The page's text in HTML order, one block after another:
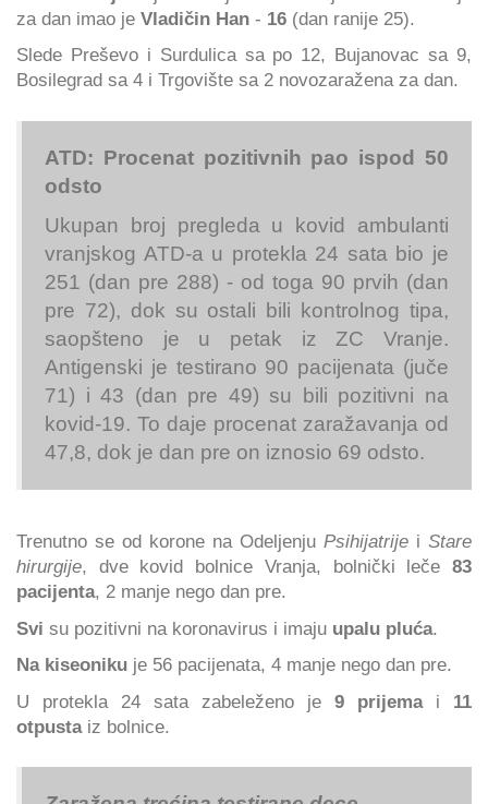
za dan imao je Vladičin Han - 16 (dan ranije 25).
Slede Preševo i Surdulica sa po 12, Bujanovac sa 9,
Bosilegrad sa 4 i Trgovište sa 2 novozaražena za dan.
ATD: Procenat pozitivnih pao ispod 50
odsto
Ukupan broj pregleda u kovid ambulanti
vranjskog ATD-a u protekla 24 sata bio je
251 (dan pre 288) - od toga 90 prvih (dan
pre 72), dok su ostali bili kontrolnog tipa,
saopšteno je u petak iz ZC Vranje.
Antigenski je testirano 90 pacijenata (juče
71) i 43 (dan pre 49) su bili pozitivni na
kovid-19. To daje procenat zaražavanja od
47,8, dok je dan pre on iznosio 69 odsto.
Trenutno se od korone na Odeljenju Psihijatrije i Stare
hirurgije, dve kovid bolnice Vranja, bolnički leče 83
pacijenta, 2 manje nego dan pre.
Svi su pozitivni na koronavirus i imaju upalu pluća.
Na kiseoniku je 56 pacijenata, 4 manje nego dan pre.
U protekla 24 sata zabeleženo je 9 prijema i 11
otpusta iz bolnice.